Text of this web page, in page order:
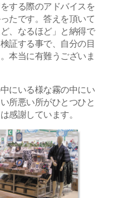
する際のアドバイスを
たです。答えを頂いて
、なるほど」と納得で
証する事で、自分の目
本当に有難うございま
にいる様な霧の中にい
所悪い所がひとつひと
感謝しています。